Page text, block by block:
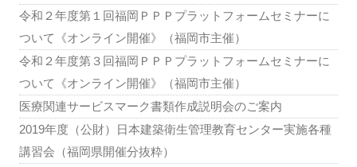
令和２年度第１回福岡ＰＰＰプラットフォームセミナーに
ついて《オンライン開催》（福岡市主催）
令和２年度第３回福岡ＰＰＰプラットフォームセミナーに
ついて《オンライン開催》（福岡市主催）
医療関連サービスマーク書類作成説明会のご案内
2019年度（公財）日本建築衛生管理教育センター実施各種
講習会（福岡県開催分抜粋）